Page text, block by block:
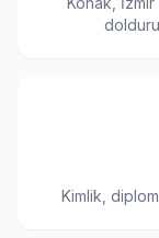
Kimlik,